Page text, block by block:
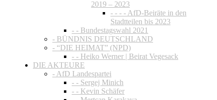
2019 – 2023
- - - - AfD-Beiräte in den
Stadtteilen bis 2023
- - Bundestagswahl 2021
- BÜNDNIS DEUTSCHLAND
- “DIE HEIMAT” (NPD)
- - Heiko Werner | Beirat Vegesack
DIE AKTEURE
- AfD Landespartei
- - Sergej Minich
- - Kevin Schäfer